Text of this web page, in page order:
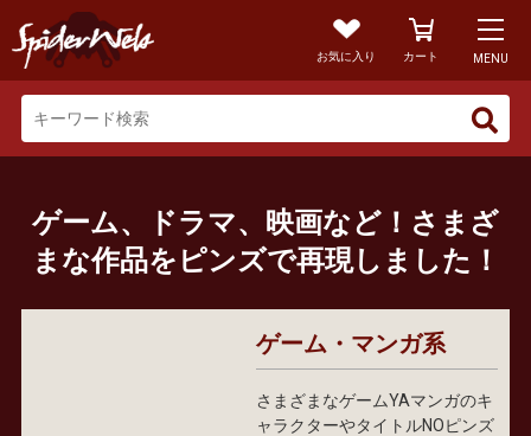
お気に入り カート MENU
ゲーム、ドラマ、映画など！さまざ
まな作品をピンズで再現しました！
ゲーム・マンガ系
さまざまなゲームYAマンガのキ
ャラクターやタイトルNOピンズ